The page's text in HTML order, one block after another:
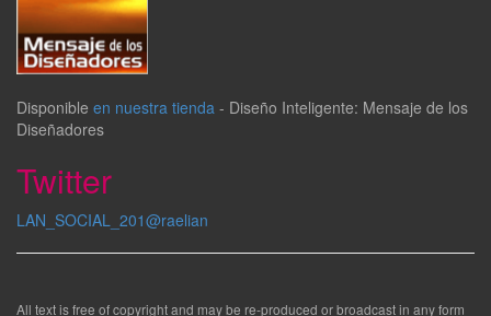
Disponible en nuestra tienda - Diseño Inteligente: Mensaje de los
Diseñadores
Twitter
LAN_SOCIAL_201@raelian
All text is free of copyright and may be re-produced or broadcast in any form